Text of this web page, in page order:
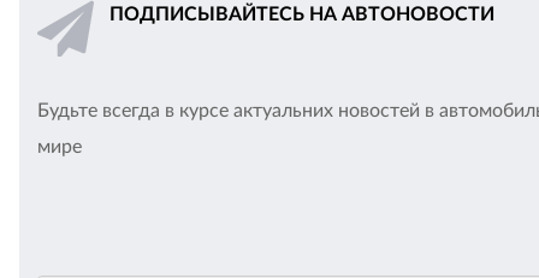
ПОДПИСЫВАЙТЕСЬ НА АВТОНОВОСТИ
Будьте всегда в курсе актуальних новостей в
мире